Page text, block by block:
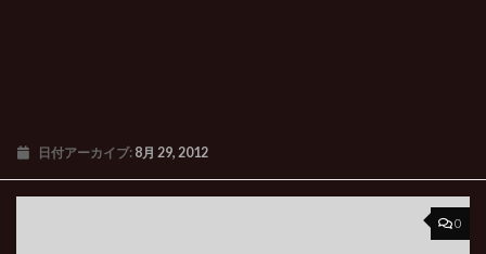
日付アーカイブ: 8月 29, 2012
0